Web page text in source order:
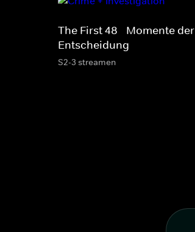
The First 48 - Momente der
Entscheidung
S2-3 streamen